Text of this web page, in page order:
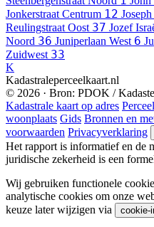
Jonkerstraat Centrum 12
Reulingstraat Oost 37 Jozef
Noord 36 Juniperlaan West 6
Zuidwest 33
K
Kadastraleperceelkaart.nl
© 2026 · Bron: PDOK /
Kadastrale kaart op adres
woonplaats Gids Bronnen en
voorwaarden Privacyverklaring
Het rapport is informatief en de
juridische zekerheid is een
Wij gebruiken functionele
analytische cookies om onze
keuze later wijzigen via
cookie-